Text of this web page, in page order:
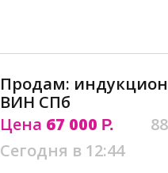
Продам:
ВИН СПб
Цена 67 000 Р.
Сегодня в 12:44